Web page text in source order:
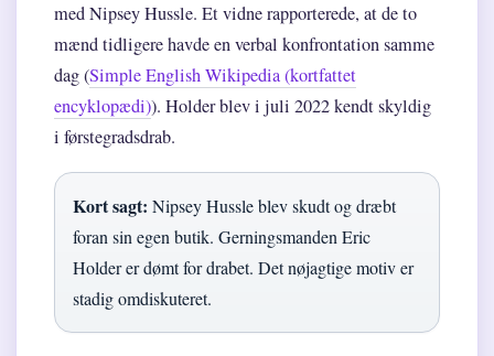
med Nipsey Hussle. Et vidne rapporterede, at de to
mænd tidligere havde en verbal konfrontation samme
dag (Simple English Wikipedia (kortfattet
encyklopædi)). Holder blev i juli 2022 kendt skyldig
i førstegradsdrab.
Kort sagt: Nipsey Hussle blev skudt og dræbt
foran sin egen butik. Gerningsmanden Eric
Holder er dømt for drabet. Det nøjagtige motiv er
stadig omdiskuteret.